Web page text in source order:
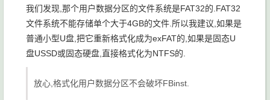
我们发现,那个用户数据分区的文件系统是FAT32的.FAT32
文件系统不能存储单个大于4GB的文件.所以我建议,如果是
普通小型U盘,把它重新格式化成为exFAT的,如果是固态U
盘USSD或固态硬盘,直接格式化为NTFS的.
放心,格式化用户数据分区不会破坏FBinst.